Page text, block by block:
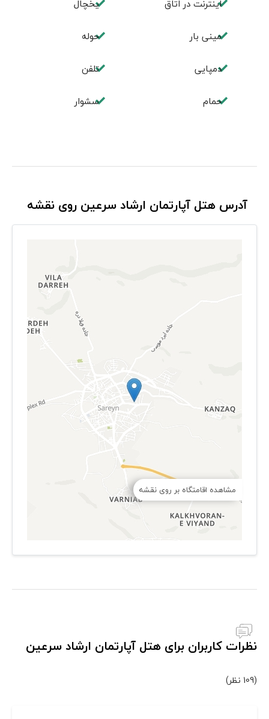
اینترنت در اتاق یخچال
مینی بار حوله
دمپایی تلفن
حمام سشوار
آدرس هتل آپارتمان ارشاد سرعین روی نقشه
مشاهده اقامتگاه بر روی نقشه
نظرات کاربران برای هتل آپارتمان ارشاد سرعین
(109 نظر)